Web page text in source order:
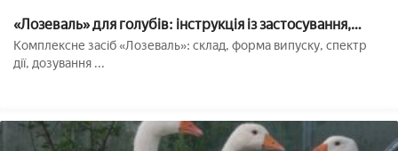
«Лозеваль» для голубів: інструкція із застосування,
дозування, Сумісність
Комплексне засіб «Лозеваль»: склад, форма випуску, спектр
дії, дозування ...